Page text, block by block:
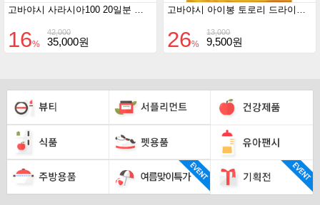
42,000
16% 35,000원
13,000
26% 9,500원